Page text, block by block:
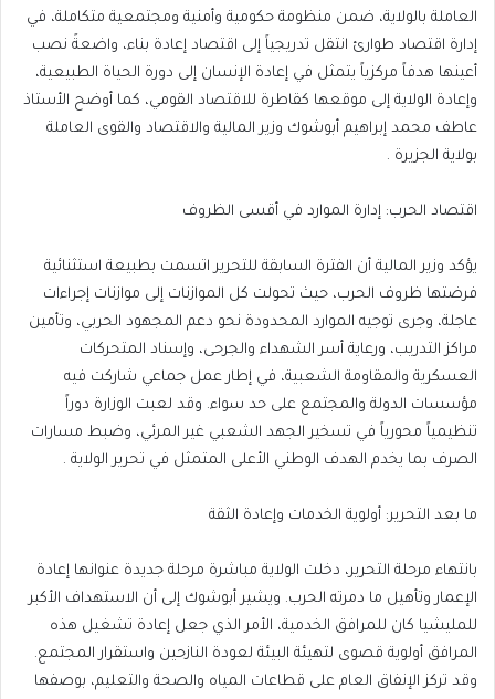
العاملة بالولاية، ضمن منظومة حكومية وأمنية ومجتمعية متكاملة، في
إدارة اقتصاد طوارئ انتقل تدريجياً إلى اقتصاد إعادة بناء، واضعةً نصب
أعينها هدفاً مركزياً يتمثل في إعادة الإنسان إلى دورة الحياة الطبيعية،
وإعادة الولاية إلى موقعها كقاطرة للاقتصاد القومي، كما أوضح الأستاذ
عاطف محمد إبراهيم أبوشوك وزير المالية والاقتصاد والقوى العاملة
بولاية الجزيرة .
اقتصاد الحرب: إدارة الموارد في أقسى الظروف
يؤكد وزير المالية أن الفترة السابقة للتحرير اتسمت بطبيعة استثنائية
فرضتها ظروف الحرب، حيث تحولت كل الموازنات إلى موازنات إجراءات
عاجلة، وجرى توجيه الموارد المحدودة نحو دعم المجهود الحربي، وتأمين
مراكز التدريب، ورعاية أسر الشهداء والجرحى، وإسناد المتحركات
العسكرية والمقاومة الشعبية، في إطار عمل جماعي شاركت فيه
مؤسسات الدولة والمجتمع على حد سواء. وقد لعبت الوزارة دوراً
تنظيمياً محورياً في تسخير الجهد الشعبي غير المرئي، وضبط مسارات
الصرف بما يخدم الهدف الوطني الأعلى المتمثل في تحرير الولاية .
ما بعد التحرير: أولوية الخدمات وإعادة الثقة
بانتهاء مرحلة التحرير، دخلت الولاية مباشرة مرحلة جديدة عنوانها إعادة
الإعمار وتأهيل ما دمرته الحرب. ويشير أبوشوك إلى أن الاستهداف الأكبر
للمليشيا كان للمرافق الخدمية، الأمر الذي جعل إعادة تشغيل هذه
المرافق أولوية قصوى لتهيئة البيئة لعودة النازحين واستقرار المجتمع.
وقد تركز الإنفاق العام على قطاعات المياه والصحة والتعليم، بوصفها